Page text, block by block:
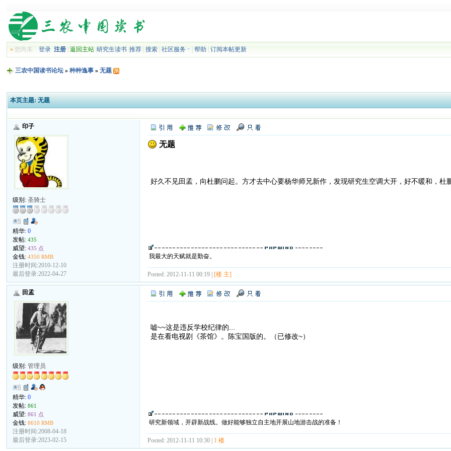
» 您尚未登录 注册 |返回主站 |研究生读书 |推荐 |搜索 |社区服务 |帮助 |订阅本帖更新
三农中国读书论坛 »种种逸事 »无题
本页主题: 无题
印子
级别:圣骑士
精华:0
发帖:435
威望:435 点
金钱:4350 RMB
注册时间:2010-12-10
最后登录:2022-04-27
无题
好久不见田孟，向杜鹏问起。方才去中心要杨华师兄新作，发现研究生空调大开，好不暖和，杜
我最大的天赋就是勤奋。
Posted: 2012-11-11 00:19 |[楼 主]
田孟
级别:管理员
精华:0
发帖:861
威望:861 点
金钱:8610 RMB
注册时间:2008-04-18
最后登录:2023-02-15
嘘~~这是违反学校纪律的...
是在看电视剧《茶馆》。陈宝国版的。（已修改~）
研究新领域，开辟新战线。做好能够独立自主地开展山地游击战的准备！
Posted: 2012-11-11 10:30 | 1 楼